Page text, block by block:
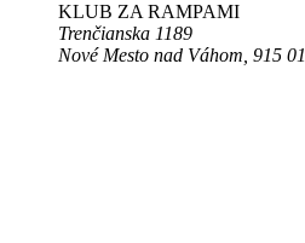
KLUB ZA RAMPAMI
Trenčianska 1189
Nové Mesto nad Váhom, 915 01